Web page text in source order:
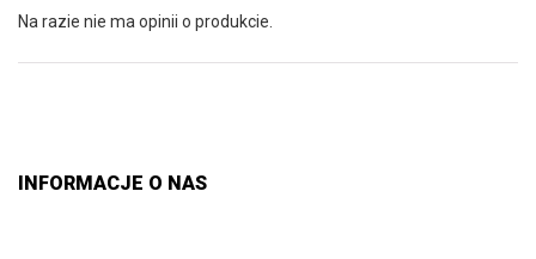
Na razie nie ma opinii o produkcie.
INFORMACJE O NAS